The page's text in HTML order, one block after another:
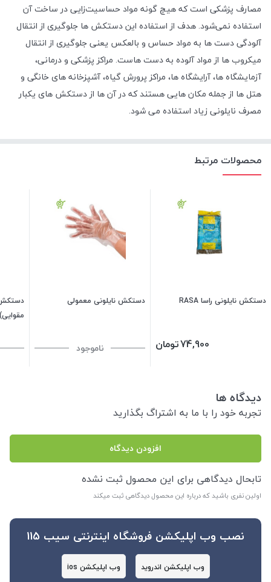
مصارف پزشکی است که هیچ گونه مواد حساسیت‌زایی در ساخت آن
استفاده نمی‌شود. هدف از استفاده این دستکش ها جلوگیری از انتقال
آلودگی دست ها به مواد حساس و بالعکس یعنی جلوگیری از انتقال
میکروب ها از مواد آلوده به دست هاست. مراکز پزشکی و درمانی،
آزمایشگاه ها، آرایشگاه ها، مراکز پرورش گیاه، آشپزخانه های خانگی و
هتل ها از جمله مکان هایی هستند که در آن ها از دستکش های یکبار
مصرف نایلونی زیاد استفاده می شود.
محصولات مرتبط
دستکش نایلونی راسا RASA
74,900تومان
دستکش نایلونی معمولی
ناموجود
دستکش
دیدگاه ها
تجربه خود را با ما به اشتراگ بگذارید
افزودن دیدگاه
تابحال دیدگاهی برای این محصول ثبت نشده
اولین نفری باشید که درباره این محصول دیدگاهی ثبت میکند
نصب وب اپلیکشن فروشگاه اینترنتی سیب 115
وب اپلیکشن اندروید وب اپلیکشن ios